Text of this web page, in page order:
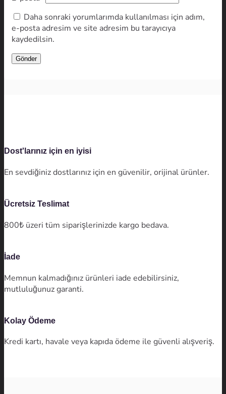
Daha sonraki yorumlarımda kullanılması için adım,
e-posta adresim ve site adresim bu tarayıcıya
kaydedilsin.
Dost'larınız için en iyisi
En sevdiğiniz dostlarınız için en güvenilir, orijinal ürünler.
Ücretsiz Teslimat
800₺ üzeri tüm siparişlerinizde kargo bedava.
İade
Memnun kalmadığınız ürünleri iade edebilirsiniz,
mutluluğunuz garanti.
Kolay Ödeme
Kredi kartı, havale veya kapıda ödeme ile güvenli alışveriş.